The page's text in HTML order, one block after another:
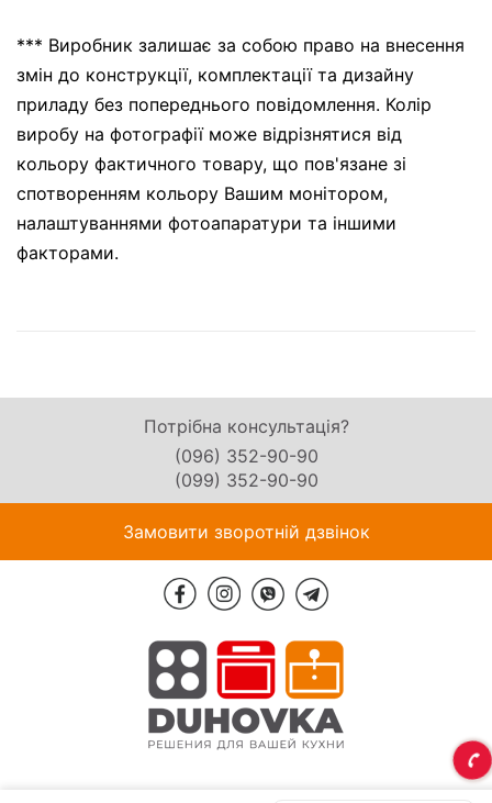
*** Виробник залишає за собою право на внесення
змін до конструкції, комплектації та дизайну
приладу без попереднього повідомлення. Колір
виробу на фотографії може відрізнятися від
кольору фактичного товару, що пов'язане зі
спотворенням кольору Вашим монітором,
налаштуваннями фотоапаратури та іншими
факторами.
Потрібна консультація?
(096) 352-90-90
(099) 352-90-90
Замовити зворотній дзвінок